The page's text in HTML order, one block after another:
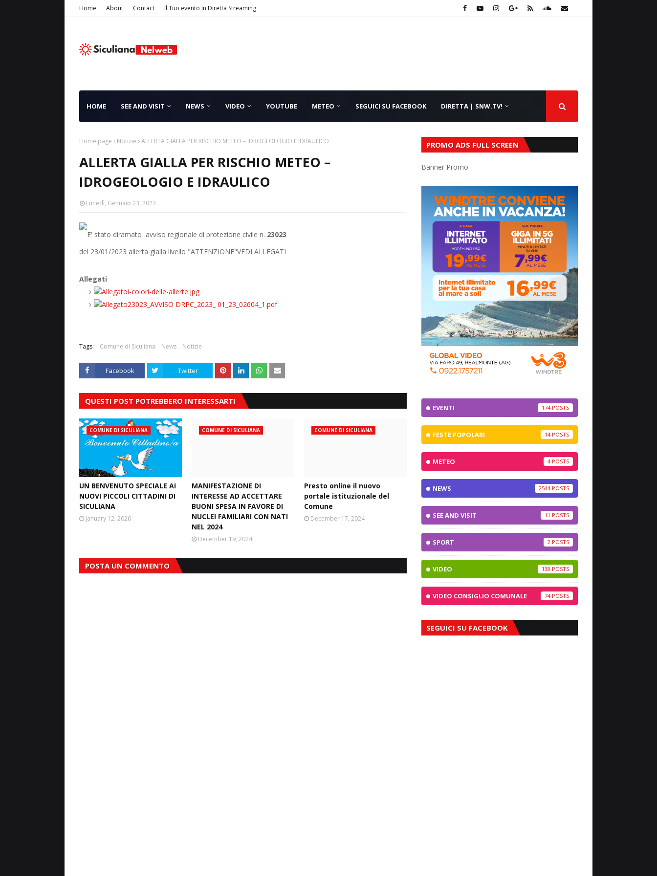
Home About Contact Il Tuo evento in Diretta Streaming
HOME SEE AND VISIT NEWS VIDEO YOUTUBE METEO SEGUICI SU FACEBOOK DIRETTA | SNW.TV!
Home page Notizie ALLERTA GIALLA PER RISCHIO METEO – IDROGEOLOGIO E IDRAULICO
ALLERTA GIALLA PER RISCHIO METEO –
IDROGEOLOGIO E IDRAULICO
Lunedì, Gennaio 23, 2023
E' stato diramato avviso regionale di protezione civile n. 23023
del 23/01/2023 allerta gialla livello "ATTENZIONE"VEDI ALLEGATI
Allegati
i-colori-delle-allerte.jpg
23023_AVVISO DRPC_2023_ 01_23_02604_1.pdf
Tags: Comune di Siculiana News Notizie
Facebook Twitter
QUESTI POST POTREBBERO INTERESSARTI
COMUNE DI SICULIANA
UN BENVENUTO SPECIALE AI
NUOVI PICCOLI CITTADINI DI
SICULIANA
January 12, 2026
COMUNE DI SICULIANA
MANIFESTAZIONE DI
INTERESSE AD ACCETTARE
BUONI SPESA IN FAVORE DI
NUCLEI FAMILIARI CON NATI
NEL 2024
December 19, 2024
COMUNE DI SICULIANA
Presto online il nuovo
portale istituzionale del
Comune
December 17, 2024
POSTA UN COMMENTO
PROMO ADS FULL SCREEN
Banner Promo
EVENTI 174
FESTE POPOLARI 14
METEO 4
NEWS 2544
SEE AND VISIT 11
SPORT 2
VIDEO 138
VIDEO CONSIGLIO COMUNALE 74
SEGUICI SU FACEBOOK